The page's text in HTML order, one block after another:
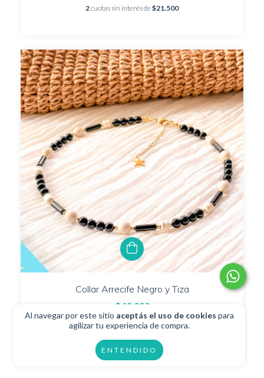
Al navegar por este sitio aceptás el uso de cookies para
agilizar tu experiencia de compra.
ENTENDIDO
2cuotas sin interés de$21.500
Collar Arrecife Negro y Tiza
$43.000
$38.700conTransferencia